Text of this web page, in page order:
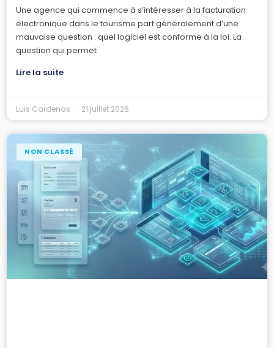
Une agence qui commence à s’intéresser à la facturation
électronique dans le tourisme part généralement d’une
mauvaise question : quel logiciel est conforme à la loi. La
question qui permet
Lire la suite
Luis Cardenas 21 juillet 2026
NON CLASSÉ